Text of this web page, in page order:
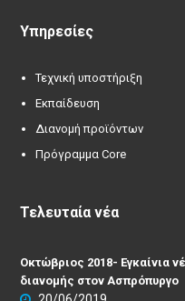
Υπηρεσίες
Τεχνική υποστήριξη
Εκπαίδευση
Διανομή προϊόντων
Πρόγραμμα Core
Τελευταία νέα
Οκτώβριος 2018- Εγκαίνια
διανομής στον Ασπρόπυργο